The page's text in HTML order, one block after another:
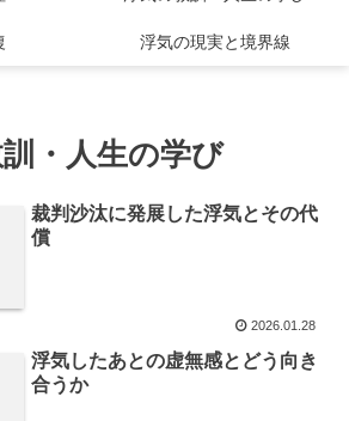
浮気の現実と境界線
・人生の学び
裁判沙汰に発展した浮気とその代
償
2026.01.28
浮気したあとの虚無感とどう向き
合うか